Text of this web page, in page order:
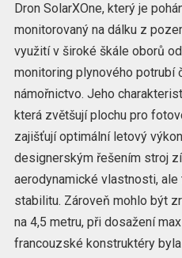
Dron SolarXOne, který je
monitorovaný na dálku z
využití v široké škále oborů
monitoring plynového potrubí
námořnictvo. Jeho
která zvětšují plochu pro
zajišťují optimální letový
designerským řešením stroj
aerodynamické vlastnosti,
stabilitu. Zároveň mohlo být
na 4,5 metru, při dosažení
francouzské konstruktéry